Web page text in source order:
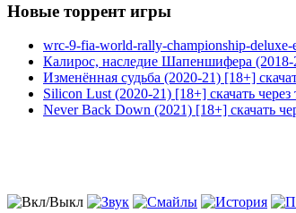
Новые торрент игры
wrc-9-fia-world-rally-championship-deluxe-
Калирос, наследие Шапеншифера (2018-
Изменённая судьба (2020-21) [18+]
Silicon Lust (2020-21) [18+] скачать через
Never Back Down (2021) [18+] скачать